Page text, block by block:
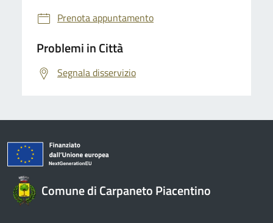
Prenota appuntamento
Problemi in Città
Segnala disservizio
Comune di Carpaneto Piacentino